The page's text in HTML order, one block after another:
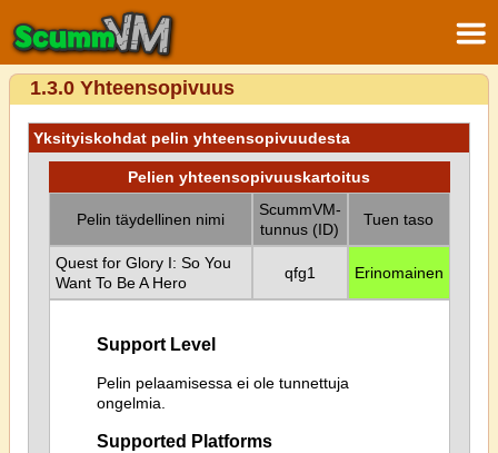
1.3.0 Yhteensopivuus
Yksityiskohdat pelin yhteensopivuudesta
Pelien yhteensopivuuskartoitus
Pelin täydellinen nimi
ScummVM-
tunnus (ID)
Tuen taso
Quest for Glory I: So You
Want To Be A Hero
qfg1 Erinomainen
Support Level
Pelin pelaamisessa ei ole tunnettuja
ongelmia.
Supported Platforms